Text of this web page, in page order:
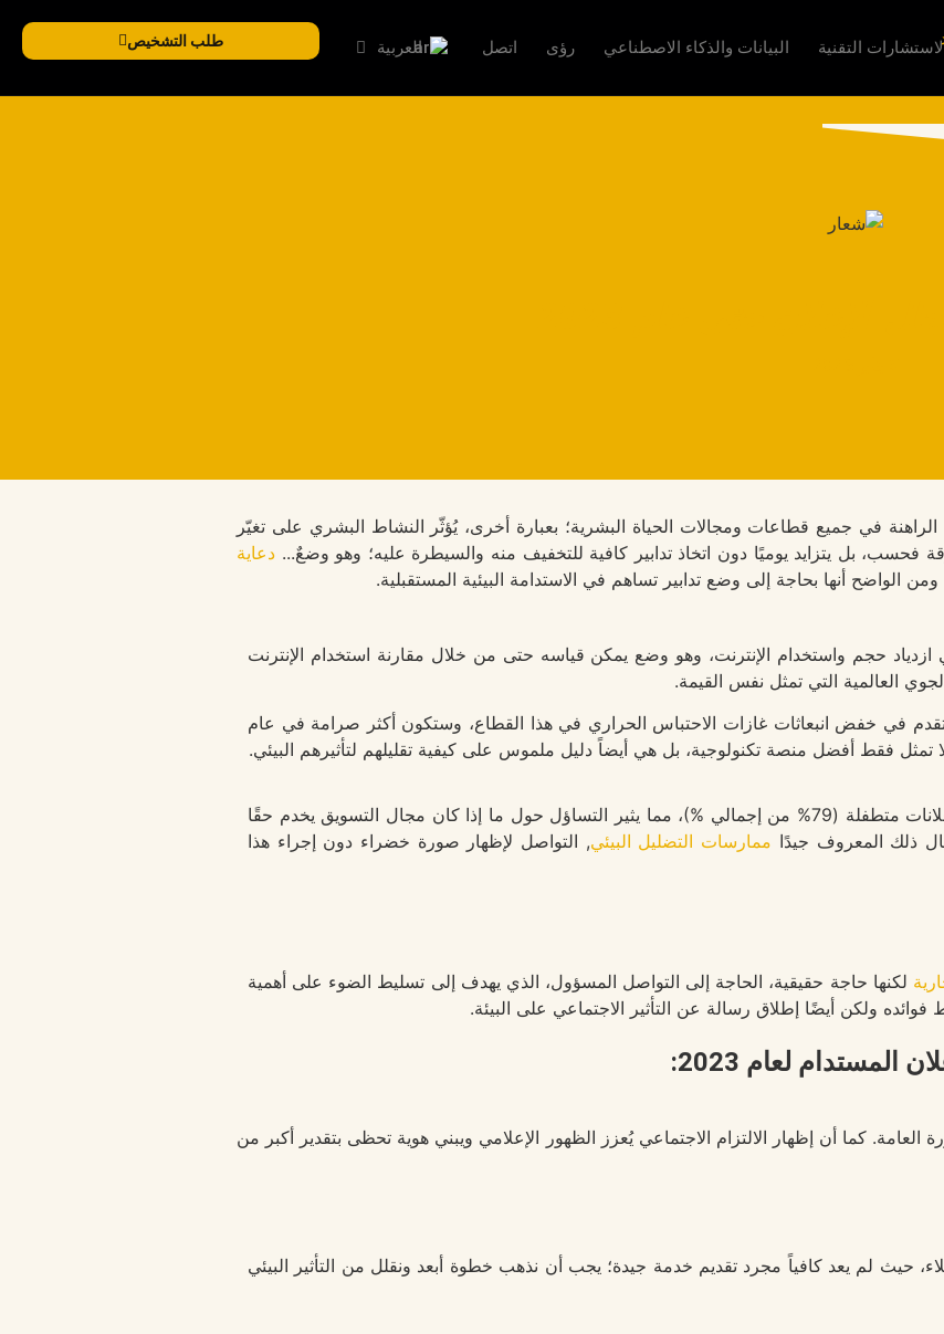
التقنية البيانات والذكاء الاصطناعي رؤى اتصل العربية طلب التشخيص
في جميع قطاعات ومجالات الحياة البشرية؛ بعبارة أخرى، يُؤثّر النشاط البشري على تغيّر
فحسب، بل يتزايد يوميًا دون اتخاذ تدابير كافية للتخفيف منه والسيطرة عليه؛ وهو وضعٌ... دعاية
الواضح أنها بحاجة إلى وضع تدابير تساهم في الاستدامة البيئية المستقبلية.
ازدياد حجم واستخدام الإنترنت، وهو وضع يمكن قياسه حتى من خلال مقارنة استخدام الإنترنت
تقدم في خفض انبعاثات غازات الاحتباس الحراري في هذا القطاع، وستكون أكثر صرامة في عام
تمثل فقط أفضل منصة تكنولوجية، بل هي أيضاً دليل ملموس على كيفية تقليلهم لتأثيرهم البيئي.
في المتوسط، نشاهد أكثر من 500 رسالة يوميًا يعتبرها المستخدمون إعلانات متطفلة (79% من إجمالي %)، مما يثير التساؤل حول ما إذا كان مجال التسويق يخدم حقًا
ذلك المعروف جيدًا ممارسات التضليل البيئي, التواصل لإظهار صورة خضراء دون إجراء هذا
لكنها حاجة حقيقية، الحاجة إلى التواصل المسؤول، الذي يهدف إلى تسليط الضوء على أهمية
ولكن أيضًا إطلاق رسالة عن التأثير الاجتماعي على البيئة.
المستدام لعام 2023:
كما أن إظهار الالتزام الاجتماعي يُعزز الظهور الإعلامي ويبني هوية تحظى بتقدير أكبر من
حيث لم يعد كافياً مجرد تقديم خدمة جيدة؛ يجب أن نذهب خطوة أبعد ونقلل من التأثير البيئي